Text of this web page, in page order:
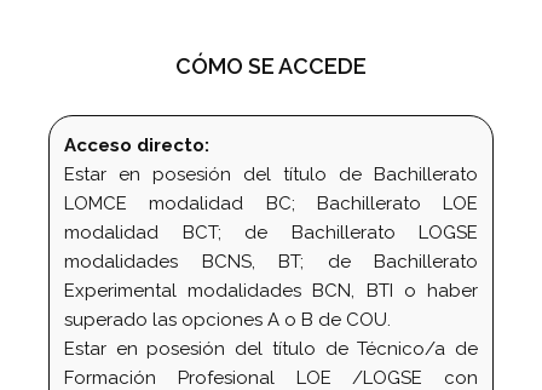
CÓMO SE ACCEDE
Acceso directo:
Estar en posesión del título de Bachillerato
LOMCE modalidad BC; Bachillerato LOE
modalidad BCT; de Bachillerato LOGSE
modalidades BCNS, BT; de Bachillerato
Experimental modalidades BCN, BTI o haber
superado las opciones A o B de COU.
Estar en posesión del título de Técnico/a de
Formación Profesional LOE /LOGSE con